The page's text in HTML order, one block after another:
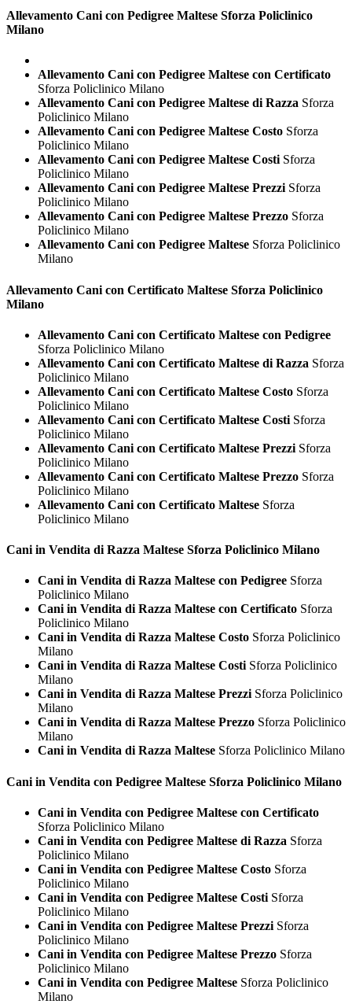
Allevamento Cani con Pedigree Maltese Sforza Policlinico
Milano
Allevamento Cani con Pedigree Maltese con Certificato
Sforza Policlinico Milano
Allevamento Cani con Pedigree Maltese di Razza Sforza
Policlinico Milano
Allevamento Cani con Pedigree Maltese Costo Sforza
Policlinico Milano
Allevamento Cani con Pedigree Maltese Costi Sforza
Policlinico Milano
Allevamento Cani con Pedigree Maltese Prezzi Sforza
Policlinico Milano
Allevamento Cani con Pedigree Maltese Prezzo Sforza
Policlinico Milano
Allevamento Cani con Pedigree Maltese Sforza Policlinico
Milano
Allevamento Cani con Certificato Maltese Sforza Policlinico
Milano
Allevamento Cani con Certificato Maltese con Pedigree
Sforza Policlinico Milano
Allevamento Cani con Certificato Maltese di Razza Sforza
Policlinico Milano
Allevamento Cani con Certificato Maltese Costo Sforza
Policlinico Milano
Allevamento Cani con Certificato Maltese Costi Sforza
Policlinico Milano
Allevamento Cani con Certificato Maltese Prezzi Sforza
Policlinico Milano
Allevamento Cani con Certificato Maltese Prezzo Sforza
Policlinico Milano
Allevamento Cani con Certificato Maltese Sforza
Policlinico Milano
Cani in Vendita di Razza Maltese Sforza Policlinico Milano
Cani in Vendita di Razza Maltese con Pedigree Sforza
Policlinico Milano
Cani in Vendita di Razza Maltese con Certificato Sforza
Policlinico Milano
Cani in Vendita di Razza Maltese Costo Sforza Policlinico
Milano
Cani in Vendita di Razza Maltese CostiSforza Policlinico
Milano
Cani in Vendita di Razza Maltese PrezziSforza Policlinico
Milano
Cani in Vendita di Razza Maltese Prezzo Sforza Policlinico
Milano
Cani in Vendita di Razza Maltese Sforza Policlinico Milano
Cani in Vendita con Pedigree Maltese Sforza Policlinico Milano
Cani in Vendita con Pedigree Maltese con Certificato
Sforza Policlinico Milano
Cani in Vendita con Pedigree Maltese di Razza Sforza
Policlinico Milano
Cani in Vendita con Pedigree Maltese Costo Sforza
Policlinico Milano
Cani in Vendita con Pedigree Maltese Costi Sforza
Policlinico Milano
Cani in Vendita con Pedigree Maltese Prezzi Sforza
Policlinico Milano
Cani in Vendita con Pedigree Maltese Prezzo Sforza
Policlinico Milano
Cani in Vendita con Pedigree Maltese Sforza Policlinico
Milano